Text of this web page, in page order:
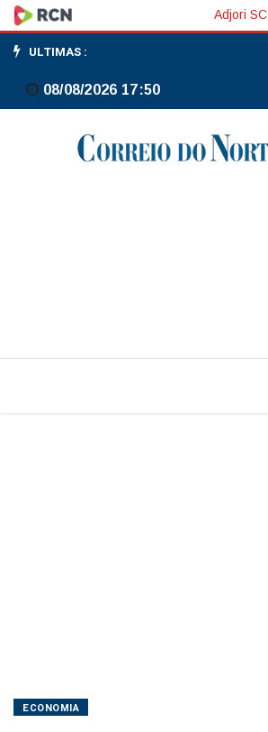
Meituan
alerta
para
perda
meio
Adjori SC
ULTIMAS :
08/08/2026 17:50
ECONOMIA